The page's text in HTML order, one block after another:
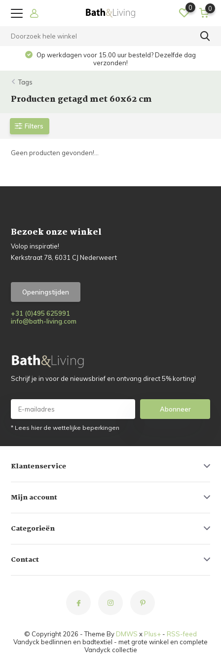
0 0
Op werkdagen voor 15.00 uur besteld? Dezelfde dag
verzonden!
Tags
Producten getagd met 60x62 cm
Filters
Geen producten gevonden!...
Bezoek onze winkel
Volop inspiratie!
Kerkstraat 78, 6031 CJ Nederweert
Openingstijden
+31 (0)495 625991
info@bath-living.com
Schrijf je in voor de nieuwsbrief en ontvang direct 5% korting!
Abonneer
* Lees hier de wettelijke beperkingen
Klantenservice
Mijn account
Categorieën
Contact
© Copyright 2026 - Theme By DMWS x Plus+ - RSS-feed
Vandyck bedlinnen en badtextiel - met grote winkel en complete
Vandyck collectie